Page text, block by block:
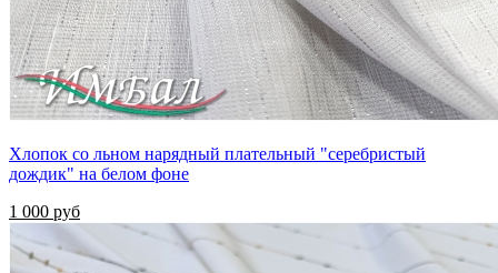
Хлопок со льном нарядный плательный "серебристый
дождик" на белом фоне
1 000 руб